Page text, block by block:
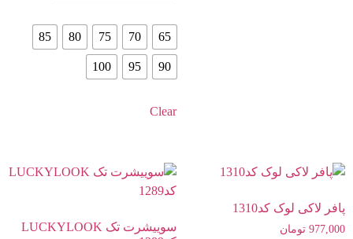
65
70
75
80
85
90
95
100
Clear
پافر لاکی لوک کد1310
977,000 تومان
سوییشرت تک LUCKYLOOK